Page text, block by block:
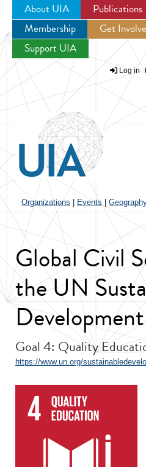
Jump to
About UIA Publications
Membership
Get
Support UIA
Log in
Organizations Events
Global Civil
the UN
Goal 4: Quality
https://www.un.org/